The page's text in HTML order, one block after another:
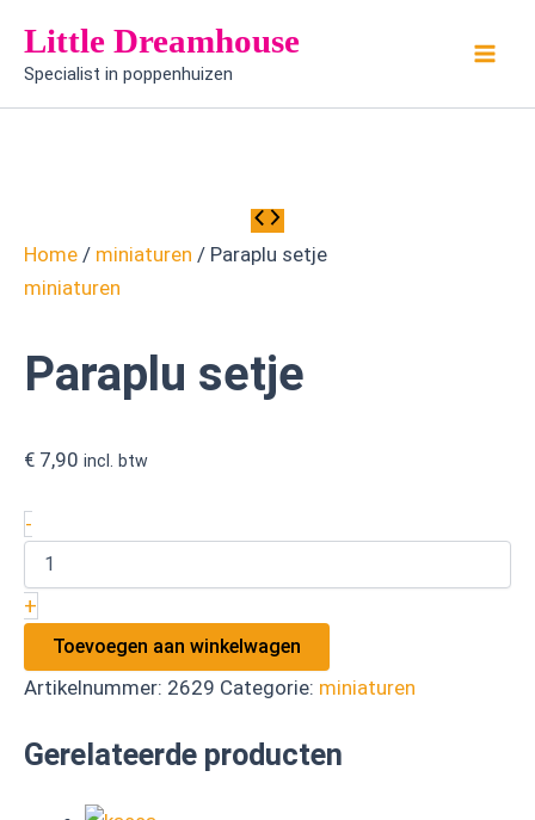
naar
inhoud
Little Dreamhouse
Specialist in poppenhuizen
Home / miniaturen / Paraplu setje
miniaturen
Paraplu setje
€ 7,90 incl. btw
-
setje
aantal
+
Toevoegen aan winkelwagen
Artikelnummer: 2629 Categorie: miniaturen
Gerelateerde producten